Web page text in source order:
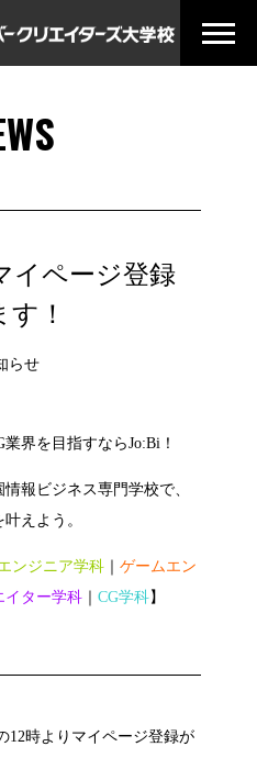
イページ登録
す！
らせ
界を目指すならJo:Bi！
報ビジネス専門学校で、
叶えよう。
ンジニア学科｜ ゲームエン
イター学科｜ CG学科】
12時よりマイページ登録が